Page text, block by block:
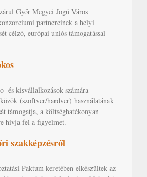
Győr Megyei Jogú Város
partnereinek a helyi
célzó, európai uniós támogatással
és kisvállalkozások számára
(szoftver/hardver) használatának
támogatja, a költséghatékonyan
hívja fel a figyelmet.
szakképzésről
Paktum keretében elkészültek az